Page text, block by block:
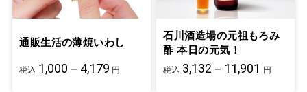
通販生活の薄焼いわし
税込 1,000－4,179 円
石川酒造場の元祖もろみ
酢 本日の元気！
税込 3,132－11,901 円